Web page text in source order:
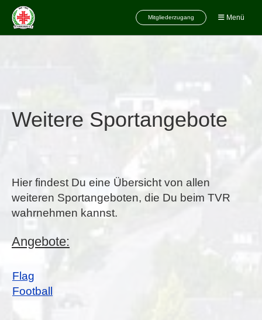
Mitgliederzugang Menü
Weitere Sportangebote
Hier findest Du eine Übersicht von allen
weiteren Sportangeboten, die Du beim TVR
wahrnehmen kannst.
Angebote:
Flag
Football